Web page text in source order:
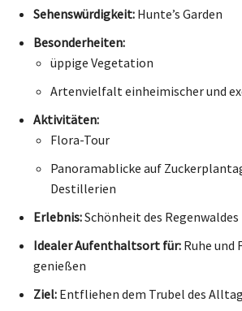
Sehenswürdigkeit: Hunte’s Garden
Besonderheiten:
üppige Vegetation
Artenvielfalt einheimischer und
Aktivitäten:
Flora-Tour
Panoramablicke auf
Destillerien
Erlebnis:Schönheit des
Idealer Aufenthaltsort für: Ruhe und
genießen
Ziel: Entfliehen dem Trubel des